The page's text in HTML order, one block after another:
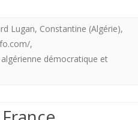
Lugan, Constantine (Algérie),
,
algérienne démocratique et